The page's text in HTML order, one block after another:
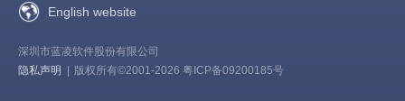
English website
深圳市蓝凌软件股份有限公司
隐私声明 | 版权所有©2001-2026 粤ICP备09200185号